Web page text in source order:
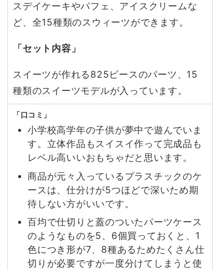
スデイケーキやパフェ、アイスクリームな
ど、全15種類のスウィーツができます。
「セット内容」
スイーツが作れる825ピースのパーツ、15
種類のスイーツモデルが入っています。
「口コミ」
小学校高学年の子供が夢中で遊んでいま
す。立体作品もスイスイ作って完成品も
レベル高いいおもちゃだと思います。
商品が元々入っているプラスチックのケ
ースは、仕分けが5つほどで深いため期
待しない方がいいです。
百均で仕切りと蓋のついたパーツケース
のようなものを5、6個買っておくと、1
色につき形が7、8種あるためたくさん仕
切りが必要ですが一度分けてしまうと使